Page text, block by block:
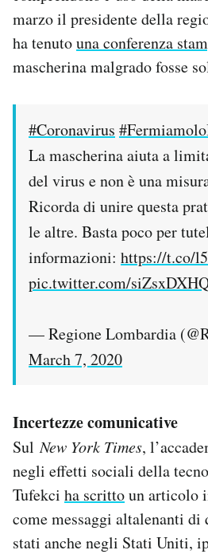
marzo il presidente della
ha tenutouna conferenza
mascherina malgrado fosse
#Coronavirus
La mascherina aiuta a
del virus e non è una
Ricorda di unire questa
le altre. Basta poco per
informazioni: https://t.co/
pic.twitter.com/
— Regione Lombardia
March 7, 2020
Incertezze comunicative
SulNew York Times,
negli effetti sociali della
Tufekci ha scrittoun articolo
come messaggi altalenanti di
stati anche negli Stati Uniti,